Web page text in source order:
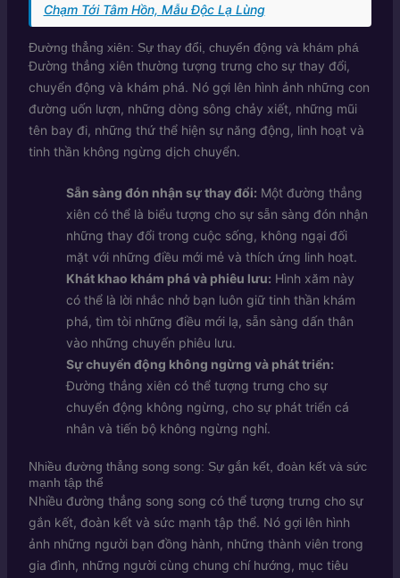
Chạm Tới Tâm Hồn, Mẫu Độc Lạ Lùng
Đường thẳng xiên: Sự thay đổi, chuyển động và khám phá
Đường thẳng xiên thường tượng trưng cho sự thay đổi,
chuyển động và khám phá. Nó gợi lên hình ảnh những con
đường uốn lượn, những dòng sông chảy xiết, những mũi
tên bay đi, những thứ thể hiện sự năng động, linh hoạt và
tinh thần không ngừng dịch chuyển.
Sẵn sàng đón nhận sự thay đổi: Một đường thẳng
xiên có thể là biểu tượng cho sự sẵn sàng đón nhận
những thay đổi trong cuộc sống, không ngại đối
mặt với những điều mới mẻ và thích ứng linh hoạt.
Khát khao khám phá và phiêu lưu: Hình xăm này
có thể là lời nhắc nhở bạn luôn giữ tinh thần khám
phá, tìm tòi những điều mới lạ, sẵn sàng dấn thân
vào những chuyến phiêu lưu.
Sự chuyển động không ngừng và phát triển:
Đường thẳng xiên có thể tượng trưng cho sự
chuyển động không ngừng, cho sự phát triển cá
nhân và tiến bộ không ngừng nghỉ.
Nhiều đường thẳng song song: Sự gắn kết, đoàn kết và sức
mạnh tập thể
Nhiều đường thẳng song song có thể tượng trưng cho sự
gắn kết, đoàn kết và sức mạnh tập thể. Nó gợi lên hình
ảnh những người bạn đồng hành, những thành viên trong
gia đình, những người cùng chung chí hướng, mục tiêu